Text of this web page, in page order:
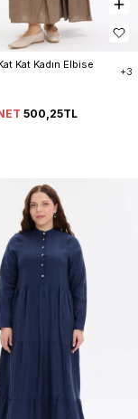
Kat Kadın Elbise
+3
500,25TL